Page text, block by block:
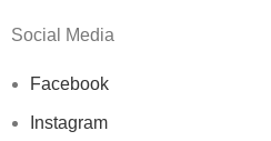
Social Media
Facebook
Instagram